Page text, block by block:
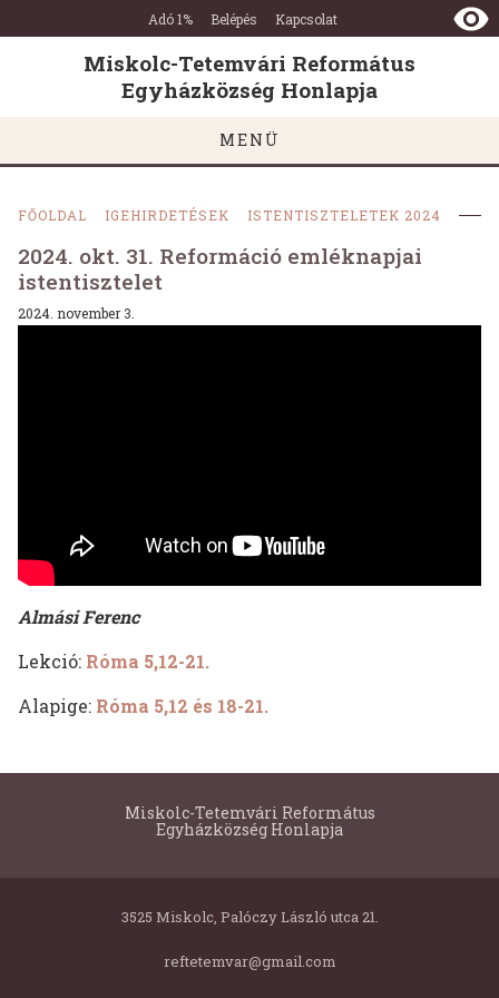
Miskolc-
Tetemvári
Református
Egyházközség
Honlapja
Ugrás a tartalomra
Ugrás a láblécre
Adó 1% Belépés Kapcsolat
Miskolc-Tetemvári Református
Egyházközség Honlapja
MENÜ
FŐOLDAL IGEHIRDETÉSEK ISTENTISZTELETEK 2024
2024. okt. 31. Reformáció emléknapjai
istentisztelet
2024. november 3.
Almási Ferenc
Lekció: Róma 5,12-21.
Alapige: Róma 5,12 és 18-21.
Miskolc-Tetemvári Református
Egyházközség Honlapja
3525 Miskolc, Palóczy László utca 21.
reftetemvar@gmail.com